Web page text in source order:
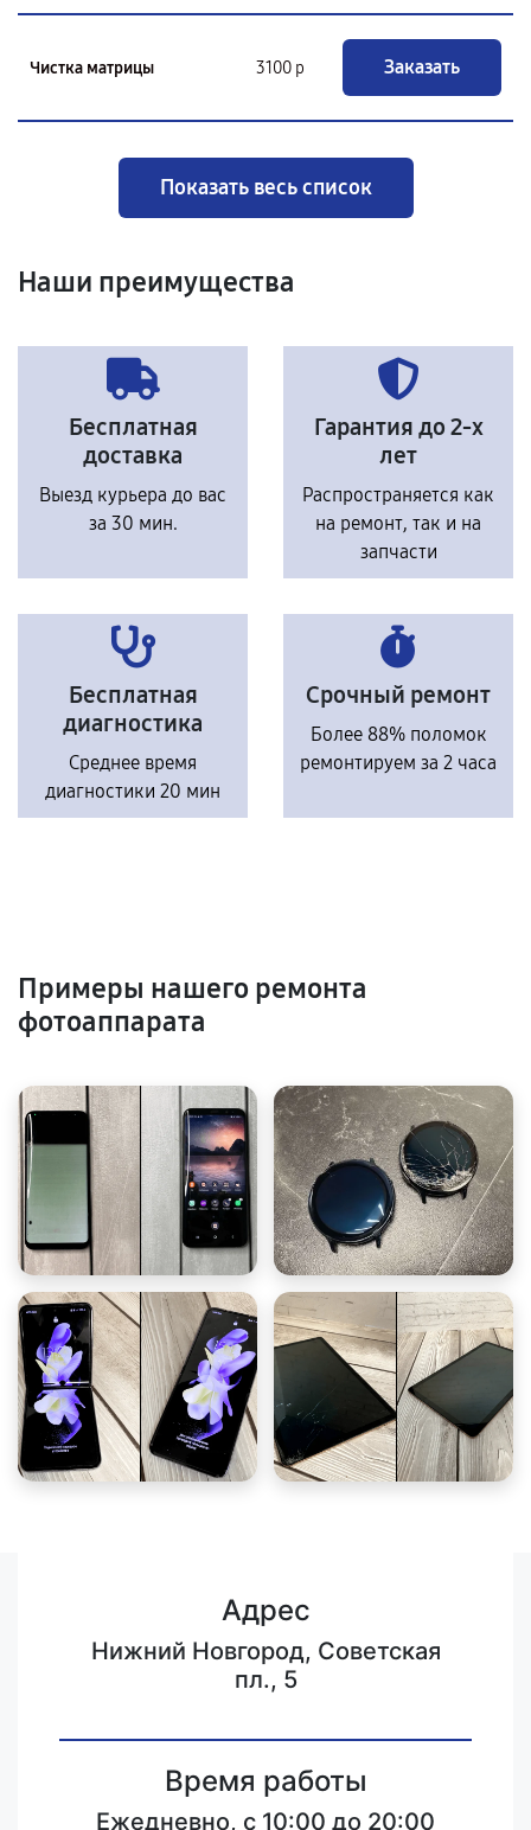
Чистка матрицы 3100 р Заказать
Показать весь список
Наши преимущества
Бесплатная
доставка
Выезд курьера до вас
за 30 мин.
Гарантия до 2-х
лет
Распространяется как
на ремонт, так и на
запчасти
Бесплатная
диагностика
Среднее время
диагностики 20 мин
Срочный ремонт
Более 88% поломок
ремонтируем за 2 часа
Примеры нашего ремонта
фотоаппарата
Адрес
Нижний Новгород, Советская
пл., 5
Время работы
Ежедневно, с 10:00 до 20:00